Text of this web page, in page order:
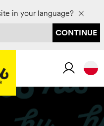
in your language?
CONTINUE